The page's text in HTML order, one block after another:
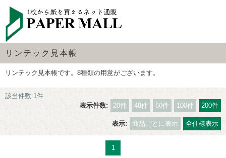
リンテック見本帳
リンテック見本帳です。8種類の用意がございます。
該当件数:1件
表示件数:
20件 40件 60件 100件 200件
表示: 商品ごとに表示 全仕様表示
1